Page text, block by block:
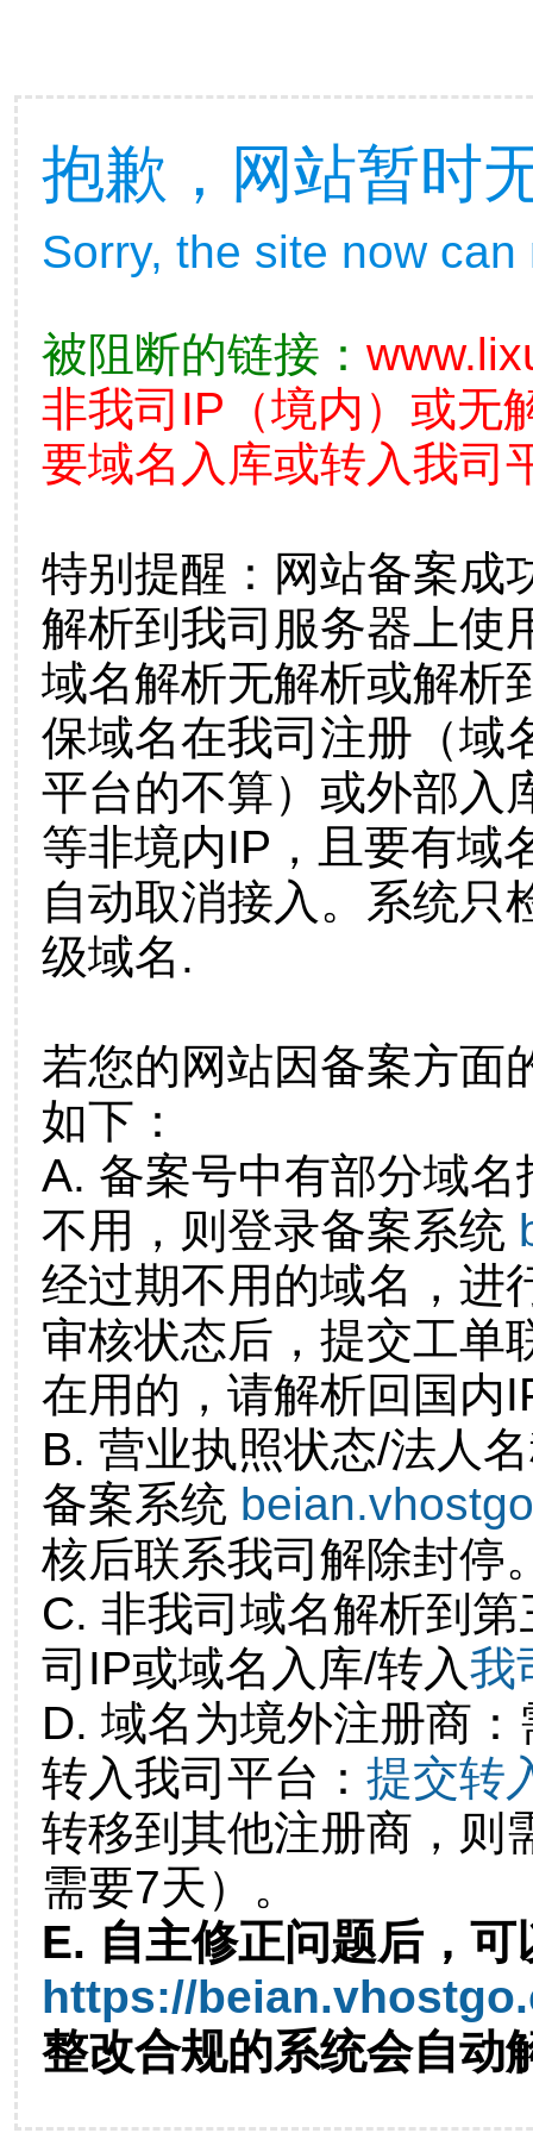
抱歉，网站暂时
Sorry, the site now
被阻断的链接：
非我司IP（境内）或无
要域名入库或转入我司
特别提醒：网站备案成
解析到我司服务器上使
域名解析无解析或解析
保域名在我司注册（域
平台的不算）或外部入
等非境内IP，且要有域
自动取消接入。系统只
级域名.
若您的网站因备案方面
如下：
A. 备案号中有部分域
不用，则登录备案系统
经过期不用的域名，进
审核状态后，提交工单
在用的，请解析回国内
B. 营业执照状态/法人
备案系统
核后联系我司解除封停
C. 非我司域名解析到
司IP或域名入库/转入我
D. 域名为境外注册商
转入我司平台： 提交转
转移到其他注册商，则
需要7天）。
E. 自主修正问题后，可
https://
整改合规的系统会自动